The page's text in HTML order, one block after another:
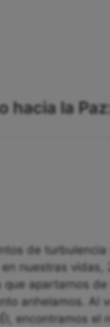
hacia la
de
nuestras vidas,
que apartarnos
anhelamos. Al
encontramos el